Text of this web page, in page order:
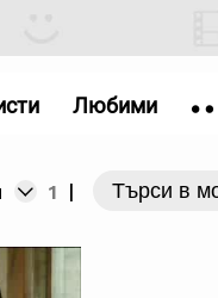
1 |
Любими